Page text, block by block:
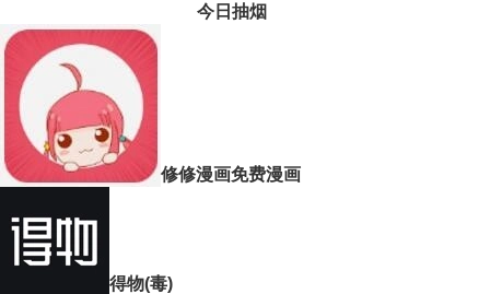
今日抽烟
修修漫画免费漫画
得物(毒)